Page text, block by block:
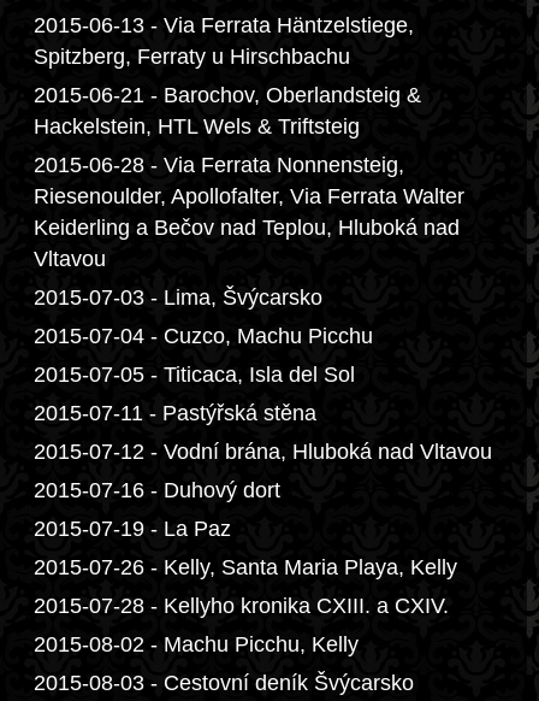
2015-06-13 - Via Ferrata Häntzelstiege,
Spitzberg, Ferraty u Hirschbachu
2015-06-21 - Barochov, Oberlandsteig &
Hackelstein, HTL Wels & Triftsteig
2015-06-28 - Via Ferrata Nonnensteig,
Riesenoulder, Apollofalter, Via Ferrata Walter
Keiderling a Bečov nad Teplou, Hluboká nad
Vltavou
2015-07-03 - Lima, Švýcarsko
2015-07-04 - Cuzco, Machu Picchu
2015-07-05 - Titicaca, Isla del Sol
2015-07-11 - Pastýřská stěna
2015-07-12 - Vodní brána, Hluboká nad Vltavou
2015-07-16 - Duhový dort
2015-07-19 - La Paz
2015-07-26 - Kelly, Santa Maria Playa, Kelly
2015-07-28 - Kellyho kronika CXIII. a CXIV.
2015-08-02 - Machu Picchu, Kelly
2015-08-03 - Cestovní deník Švýcarsko